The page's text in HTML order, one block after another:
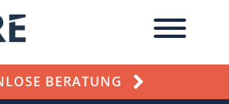
BERATUNG